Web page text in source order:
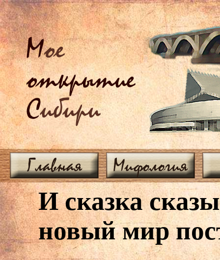
Мое
открытие
Сибири
Главная Мифология
И сказка
новый мир